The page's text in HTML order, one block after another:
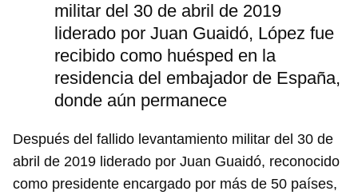
militar del 30 de abril de 2019
liderado por Juan Guaidó, López fue
recibido como huésped en la
residencia del embajador de España,
donde aún permanece
Después del fallido levantamiento militar del 30 de
abril de 2019 liderado por Juan Guaidó, reconocido
como presidente encargado por más de 50 países,